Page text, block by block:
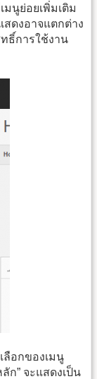
มนูย่อยเพิ่มเติม
สดงอาจแตกต่าง
ธิ์การใช้งาน
ลือกของเมนู
ก” จะแสดงเป็น